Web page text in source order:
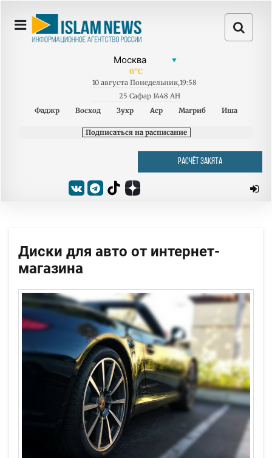
0°C
10 августа Понедельник,19:58
25 Сафар 1448 AH
Фаджр
Восход Зухр Аср Магриб Иша
Подписаться на расписание
РАСЧЁТ ЗАКЯТА
Диски для авто от интернет-
магазина